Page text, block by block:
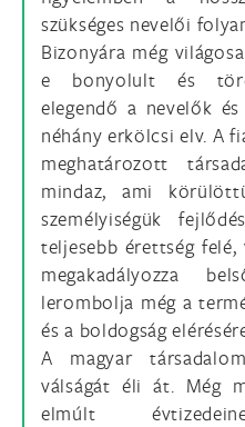
szükséges nevelői
Bizonyára még
e bonyolult és
elegendő a nevelők
néhány erkölcsi elv. A
meghatározott
mindaz, ami
személyiségük
teljesebb érettség
megakadályozza
lerombolja még a
és a boldogság
A magyar
válságát éli át. Még
elmúlt